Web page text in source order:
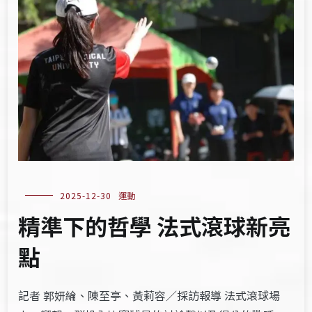
2025-12-30 運動
精準下的哲學 法式滾球新亮
點
記者 郭妍綸、陳至亭、黃莉容／採訪報導 法式滾球場